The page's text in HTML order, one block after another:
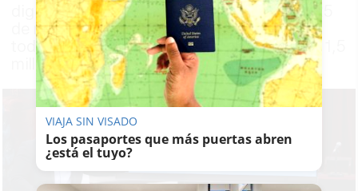
digitales en años anteriores, arranca este 25
de noviembre y alcanzará a municipios de
toda la provincia con una dotación total de 1,5
millones de euros
VIAJA SIN VISADO
Los pasaportes que más puertas abren
¿está el tuyo?